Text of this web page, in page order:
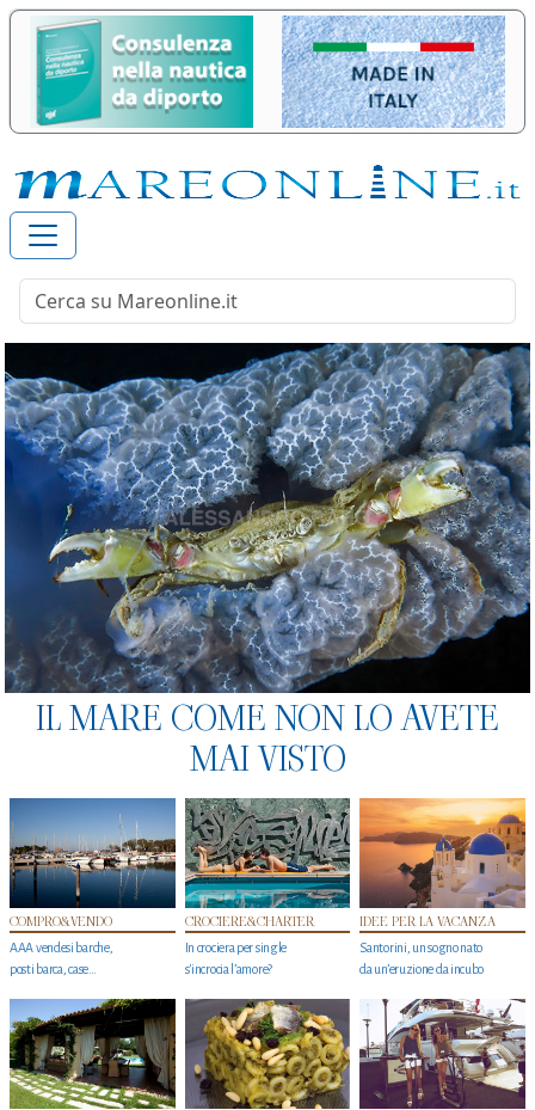
IL MARE COME NON LO AVETE
MAI VISTO
COMPRO&VENDO
AAA vendesi barche,
posti barca, case…
CROCIERE&CHARTER
In crociera per single
s'incrocia l’amore?
IDEE PER LA VACANZA
Santorini, un sogno nato
da un’eruzione da incubo